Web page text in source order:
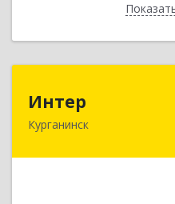
Интер
Курганинск
352430,